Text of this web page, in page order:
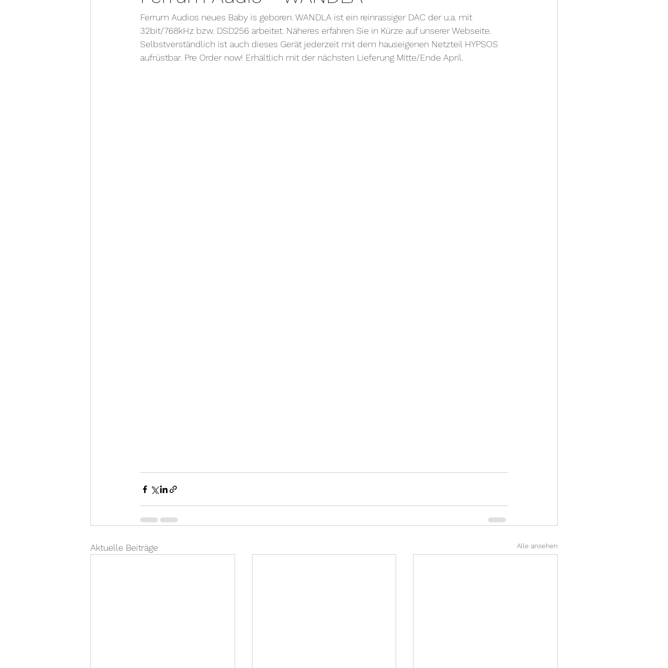
Ferrum Audios neues Baby is geboren. WANDLA ist ein reinrassiger DAC der u.a. mit
32bit/768kHz bzw. DSD256 arbeitet. Näheres erfahren Sie in Kürze auf unserer Webseite.
Selbstverständlich ist auch dieses Gerät jederzeit mit dem hauseigenen Netzteil HYPSOS
aufrüstbar. Pre Order now! Erhältlich mit der nächsten Lieferung Mitte/Ende April.
Aktuelle Beiträge Alle ansehen